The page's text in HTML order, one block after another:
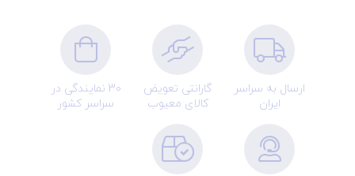
ارسال به سراسر
ایران
گارانتی تعویض
کالای معیوب
30 نمایندگی در
سراسر کشور